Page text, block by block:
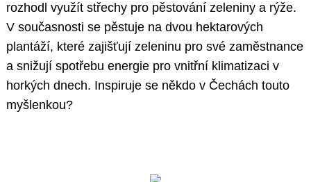
rozhodl využít střechy pro pěstování zeleniny a rýže.
V současnosti se pěstuje na dvou hektarových
plantáží, které zajišťují zeleninu pro své zaměstnance
a snižují spotřebu energie pro vnitřní klimatizaci v
horkých dnech. Inspiruje se někdo v Čechách touto
myšlenkou?